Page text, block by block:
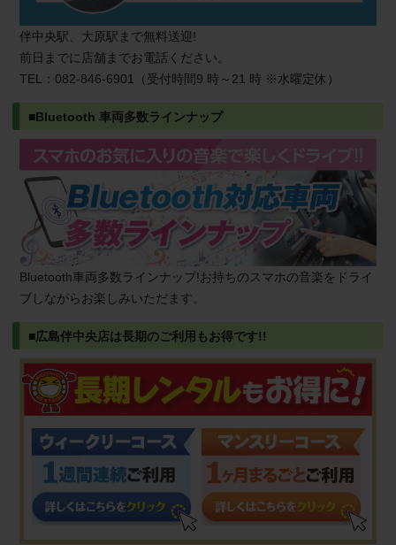
伴中央駅、大原駅まで無料送迎!
前日までに店舗までお電話ください。
TEL：082-846-6901（受付時間9 時～21 時 ※水曜定休）
■Bluetooth ⾞両多数ラインナップ
Bluetooth車両多数ラインナップ!お持ちのスマホの音楽をドライ
ブしながらお楽しみいただます。
■広島伴中央店は長期のご利用もお得です!!